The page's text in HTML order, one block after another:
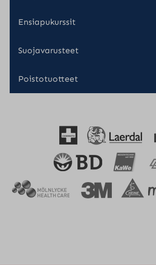
Ensiapukurssit
Suojavarusteet
Poistotuotteet